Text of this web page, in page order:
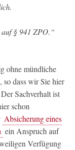
§ 941 ZPO.“
ohne mündliche
so dass wir Sie hier
Sachverhalt ist
schon
Absicherung eines
ein Anspruch auf
Verfügung